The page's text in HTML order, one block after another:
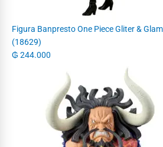
Figura Banpresto One Piece Gliter &
(18629)
₲ 244.000